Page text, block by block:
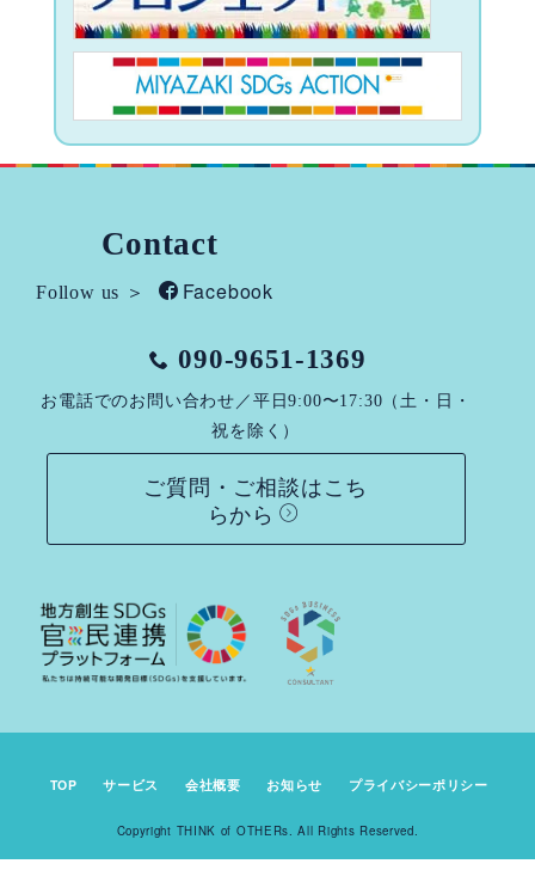
Contact
Follow us ＞ Facebook
090-9651-1369
お電話でのお問い合わせ／平日9:00〜17:30（土・日・
祝を除く）
ご質問・ご相談はこち
らから
TOP サービス 会社概要 お知らせ プライバシーポリシー
Copyright THINK of OTHERs. All Rights Reserved.